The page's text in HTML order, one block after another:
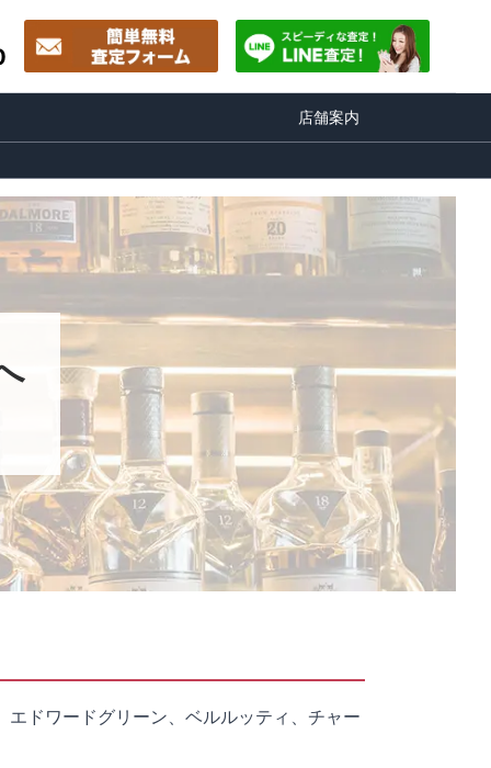
店舗案内
ドワードグリーン、ベルルッティ、チャー